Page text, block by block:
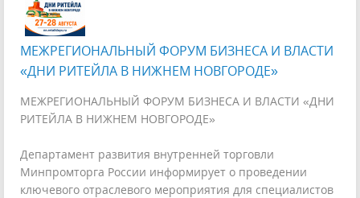
МЕЖРЕГИОНАЛЬНЫЙ ФОРУМ БИЗНЕСА И ВЛАСТИ
«ДНИ РИТЕЙЛА В НИЖНЕМ НОВГОРОДЕ»
МЕЖРЕГИОНАЛЬНЫЙ ФОРУМ БИЗНЕСА И ВЛАСТИ «ДНИ
РИТЕЙЛА В НИЖНЕМ НОВГОРОДЕ»
Департамент развития внутренней торговли
Минпромторга России информирует о проведении
ключевого отраслевого мероприятия для специалистов